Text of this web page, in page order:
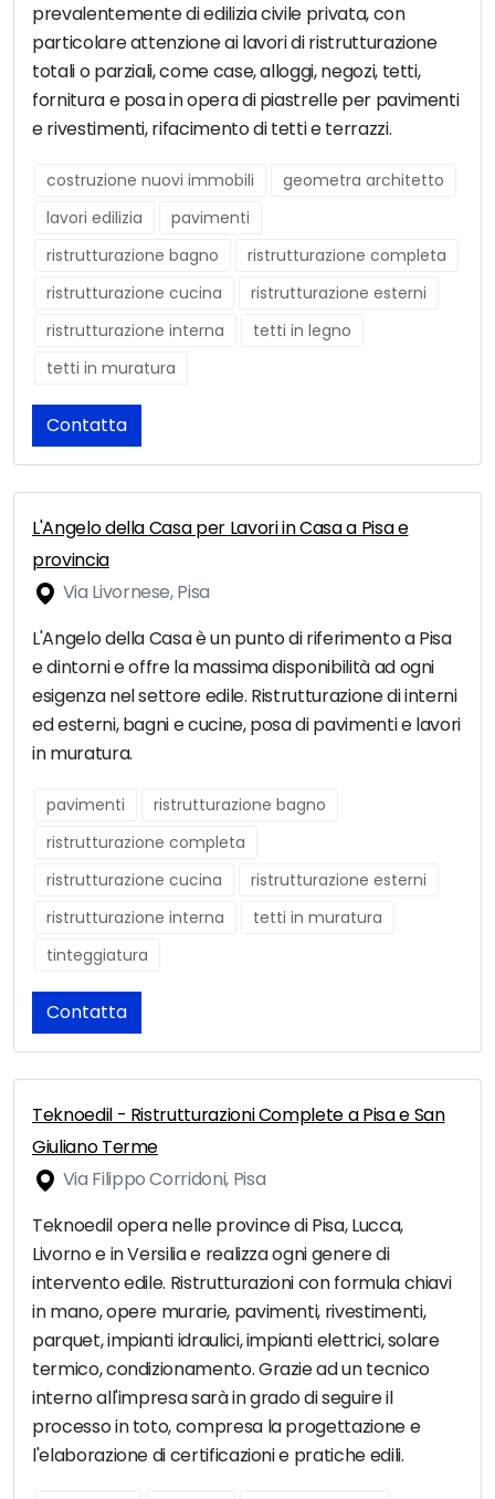
prevalentemente di edilizia civile privata, con
particolare attenzione ai lavori di ristrutturazione
totali o parziali, come case, alloggi, negozi, tetti,
fornitura e posa in opera di piastrelle per pavimenti
e rivestimenti, rifacimento di tetti e terrazzi.
costruzione nuovi immobili
geometra architetto
lavori edilizia
pavimenti
ristrutturazione bagno
ristrutturazione completa
ristrutturazione cucina
ristrutturazione esterni
ristrutturazione interna
tetti in legno
tetti in muratura
Contatta
L'Angelo della Casa per Lavori in Casa a Pisa e
provincia
Via Livornese, Pisa
L'Angelo della Casa è un punto di riferimento a Pisa
e dintorni e offre la massima disponibilità ad ogni
esigenza nel settore edile. Ristrutturazione di interni
ed esterni, bagni e cucine, posa di pavimenti e lavori
in muratura.
pavimenti
ristrutturazione bagno
ristrutturazione completa
ristrutturazione cucina
ristrutturazione esterni
ristrutturazione interna
tetti in muratura
tinteggiatura
Contatta
Teknoedil - Ristrutturazioni Complete a Pisa e San
Giuliano Terme
Via Filippo Corridoni, Pisa
Teknoedil opera nelle province di Pisa, Lucca,
Livorno e in Versilia e realizza ogni genere di
intervento edile. Ristrutturazioni con formula chiavi
in mano, opere murarie, pavimenti, rivestimenti,
parquet, impianti idraulici, impianti elettrici, solare
termico, condizionamento. Grazie ad un tecnico
interno all'impresa sarà in grado di seguire il
processo in toto, compresa la progettazione e
l'elaborazione di certificazioni e pratiche edili.